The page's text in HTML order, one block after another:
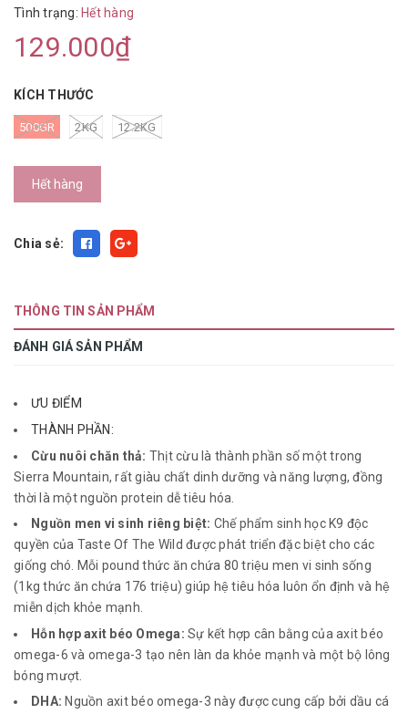
Tình trạng: Hết hàng
129.000₫
KÍCH THƯỚC
500GR 2KG 12.2KG
Hết hàng
Chia sẻ:
THÔNG TIN SẢN PHẨM
ĐÁNH GIÁ SẢN PHẨM
ƯU ĐIỂM
THÀNH PHẦN:
Cừu nuôi chăn thả: Thịt cừu là thành phần số một trong
Sierra Mountain, rất giàu chất dinh dưỡng và năng lượng, đồng
thời là một nguồn protein dễ tiêu hóa.
Nguồn men vi sinh riêng biệt: Chế phẩm sinh học K9 độc
quyền của Taste Of The Wild được phát triển đặc biệt cho các
giống chó. Mỗi pound thức ăn chứa 80 triệu men vi sinh sống
(1kg thức ăn chứa 176 triệu) giúp hệ tiêu hóa luôn ổn định và hệ
miễn dịch khỏe mạnh.
Hỗn hợp axit béo Omega: Sự kết hợp cân bằng của axit béo
omega-6 và omega-3 tạo nên làn da khỏe mạnh và một bộ lông
bóng mượt.
DHA: Nguồn axit béo omega-3 này được cung cấp bởi dầu cá